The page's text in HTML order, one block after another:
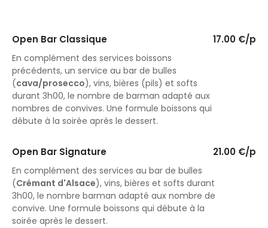
Open Bar Classique 17.00 €/p
En complément des services boissons
précédents, un service au bar de bulles
(cava/prosecco), vins, bières (pils) et softs
durant 3h00, le nombre de barman adapté aux
nombres de convives. Une formule boissons qui
débute à la soirée après le dessert.
Open Bar Signature 21.00 €/p
En complément des services au bar de bulles
(Crémant d'Alsace), vins, bières et softs durant
3h00, le nombre barman adapté aux nombre de
convive. Une formule boissons qui débute à la
soirée après le dessert.